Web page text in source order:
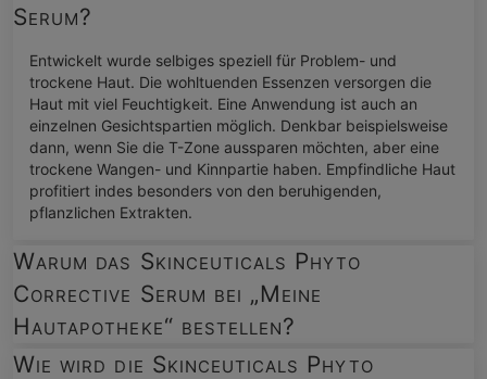
Serum?
Entwickelt wurde selbiges speziell für Problem- und
trockene Haut. Die wohltuenden Essenzen versorgen die
Haut mit viel Feuchtigkeit. Eine Anwendung ist auch an
einzelnen Gesichtspartien möglich. Denkbar beispielsweise
dann, wenn Sie die T-Zone aussparen möchten, aber eine
trockene Wangen- und Kinnpartie haben. Empfindliche Haut
profitiert indes besonders von den beruhigenden,
pflanzlichen Extrakten.
Warum das Skinceuticals Phyto
Corrective Serum bei „Meine
Hautapotheke“ bestellen?
Wie wird die Skinceuticals Phyto